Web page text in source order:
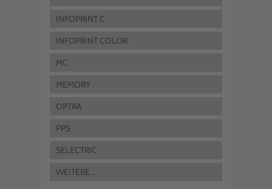
INFOPRINT C
INFOPRINT COLOR
MC
MEMORY
OPTRA
PPS
SELECTRIC
WEITERE...